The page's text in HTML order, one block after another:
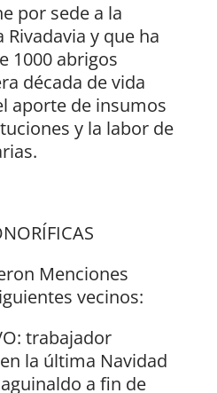
por sede a la
y que ha
1000 abrigos
década de vida
aporte de insumos
y la labor de
Menciones
vecinos:
trabajador
la última Navidad
a fin de